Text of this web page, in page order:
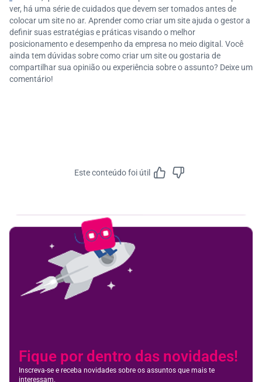
ver, há uma série de cuidados que devem ser tomados antes de
colocar um site no ar. Aprender como criar um site ajuda o gestor a
definir suas estratégias e práticas visando o melhor
posicionamento e desempenho da empresa no meio digital. Você
ainda tem dúvidas sobre como criar um site ou gostaria de
compartilhar sua opinião ou experiência sobre o assunto? Deixe um
comentário!
Este conteúdo foi útil
Fique por dentro das novidades!
Inscreva-se e receba novidades sobre os assuntos que mais te
interessam.